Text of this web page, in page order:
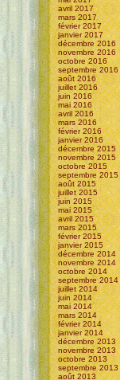
avril 2017
mars 2017
février 2017
janvier 2017
décembre 2016
novembre 2016
octobre 2016
septembre 2016
août 2016
juillet 2016
juin 2016
mai 2016
avril 2016
mars 2016
février 2016
janvier 2016
décembre 2015
novembre 2015
octobre 2015
septembre 2015
août 2015
juillet 2015
juin 2015
mai 2015
avril 2015
mars 2015
février 2015
janvier 2015
décembre 2014
novembre 2014
octobre 2014
septembre 2014
juillet 2014
juin 2014
mai 2014
mars 2014
février 2014
janvier 2014
décembre 2013
novembre 2013
octobre 2013
septembre 2013
août 2013